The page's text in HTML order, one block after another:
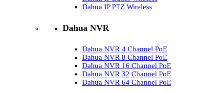
Dahua IP PTZ Wireless
Dahua NVR
Dahua NVR 4 Channel PoE
Dahua NVR 8 Channel PoE
Dahua NVR 16 Channel PoE
Dahua NVR 32 Channel PoE
Dahua NVR 64 Channel PoE